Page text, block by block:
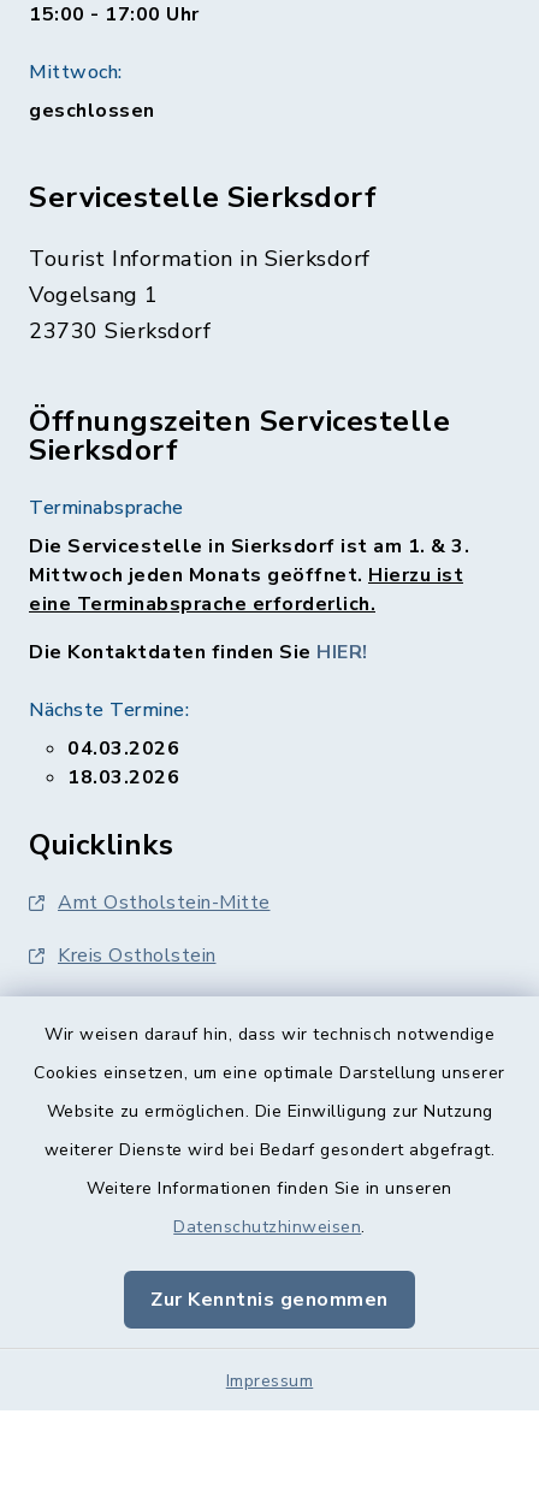
Wir weisen darauf hin, dass wir technisch notwendige
Cookies einsetzen, um eine optimale Darstellung unserer
Website zu ermöglichen. Die Einwilligung zur Nutzung
weiterer Dienste wird bei Bedarf gesondert abgefragt.
Weitere Informationen finden Sie in unseren
Datenschutzhinweisen.
Zur Kenntnis genommen
Impressum
15:00 - 17:00 Uhr
Mittwoch:
geschlossen
Servicestelle Sierksdorf
Tourist Information in Sierksdorf
Vogelsang 1
23730 Sierksdorf
Öffnungszeiten Servicestelle
Sierksdorf
Terminabsprache
Die Servicestelle in Sierksdorf ist am 1. & 3.
Mittwoch jeden Monats geöffnet. Hierzu ist
eine Terminabsprache erforderlich.
Die Kontaktdaten finden Sie HIER!
Nächste Termine:
04.03.2026
18.03.2026
Quicklinks
Amt Ostholstein-Mitte
Kreis Ostholstein
Barrierefreiheit
Impressum
Sitemap